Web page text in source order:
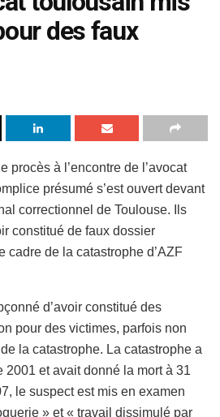
des faux
procès à l’encontre de l’avocat
présumé s’est ouvert devant
correctionnel de Toulouse. Ils
constitué de faux dossier
cadre de la catastrophe d’AZF
d’avoir constitué des
pour des victimes, parfois non
la catastrophe. La catastrophe a
2001 et avait donné la mort à 31
le suspect est mis en examen
» et « travail dissimulé par